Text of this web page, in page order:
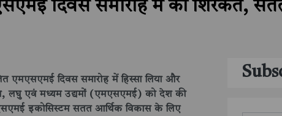
एमएसएमई दिवस समारोह में की शिरकत,
एमएसएमई दिवस समारोह में हिस्सा लिया और
लघु एवं मध्यम उद्यमों (एमएसएमई) को देश की
इकोसिस्टम सतत आर्थिक विकास के लिए